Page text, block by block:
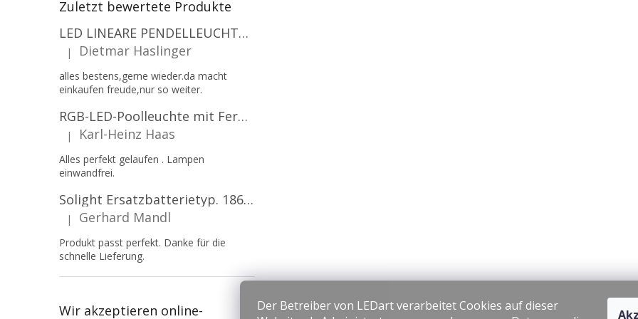
Der Betreiber von LEDart verarbeitet Cookies auf dieser
Zuletzt bewertete Produkte
LED LINEARE PENDELLEUCHTE EXECULINE 120CM, 30W, 3750LM, 96°, 4000K, IP20, WEISS [207806]
Die Produktbewertung beträgt 5 von 5 Sternen.
| Dietmar Haslinger
alles bestens,gerne wieder.da macht
einkaufen freude,nur so weiter.
RGB-LED-Poolleuchte mit Fernbedienung, 12W, 1260lm, PAR56, 12V, 1+1 gratis!
Die Produktbewertung beträgt 5 von 5 Sternen.
| Karl-Heinz Haas
Alles perfekt gelaufen . Lampen
einwandfrei.
Solight Ersatzbatterietyp. 18650, 3,7 V, Li-Ion, 2200 mAh [WN900]
Die Produktbewertung beträgt 5 von 5 Sternen.
| Gerhard Mandl
Produkt passt perfekt. Danke für die
schnelle Lieferung.
Wir akzeptieren online-